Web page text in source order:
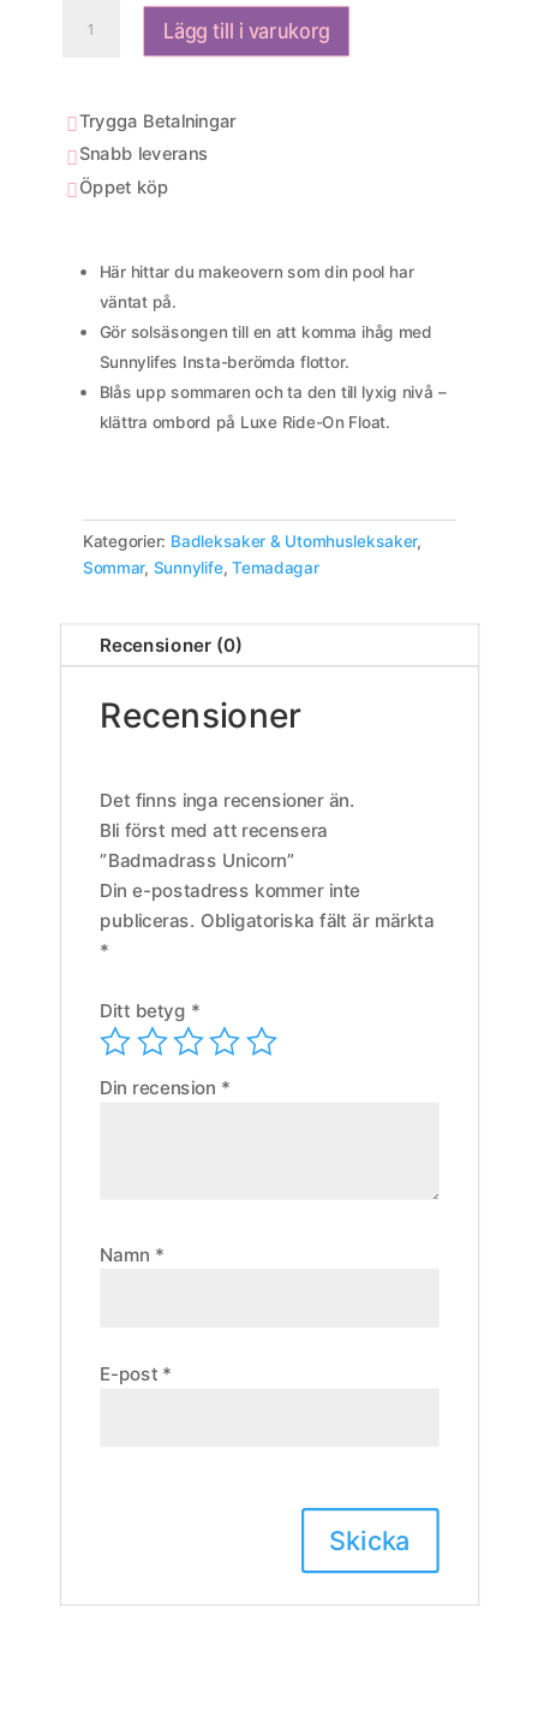
Unicorn Lägg till i varukorg
Trygga Betalningar
Snabb leverans
Öppet köp
Här hittar du makeovern som din pool har
väntat på.
Gör solsäsongen till en att komma ihåg med
Sunnylifes Insta-berömda flottor.
Blås upp sommaren och ta den till lyxig nivå –
klättra ombord på Luxe Ride-On Float.
Kategorier: Badleksaker & Utomhusleksaker,
Sommar, Sunnylife, Temadagar
Recensioner (0)
Recensioner
Det finns inga recensioner än.
Bli först med att recensera
”Badmadrass Unicorn”
Din e-postadress kommer inte
publiceras. Obligatoriska fält är märkta
*
Ditt betyg *
Din recension *
Namn *
E-post *